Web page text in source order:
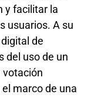
y facilitar la
usuarios. A su
de
del uso de un
votación
marco de una